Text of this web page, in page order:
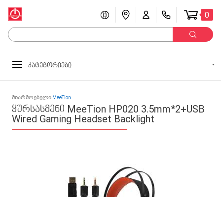
0
კატეგორიები
მწარმოებელი MeeTion
ყურსასმენი MeeTion HP020 3.5mm*2+USB
Wired Gaming Headset Backlight